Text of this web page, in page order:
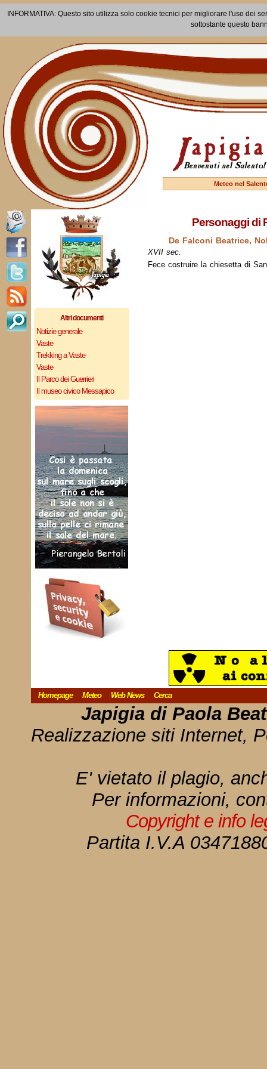
INFORMATIVA: Questo sito utilizza solo cookie tecnici per migliorare l'uso dei
sottostante questo
Meteo nel
Altri documenti
Notizie generale
Vaste
Trekking a Vaste
Vaste
Il Parco dei Guerrieri
Il museo civico Messapico
Personaggi di
De Falconi Beatrice,
XVII sec.
Fece costruire la chiesetta di
Homepage Meteo Web News Cerca
Japigia di Paola
Realizzazione siti Internet,
E' vietato il plagio,
Per informazioni,
Copyright e info
Partita I.V.A